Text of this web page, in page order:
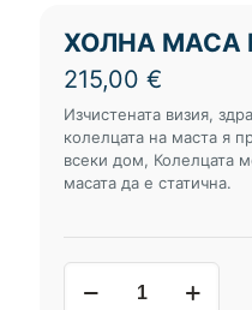
ХОЛНА МАСА
215,00 €
Изчистената визия,
колелцата на маста я
всеки дом, Колелцата
масата да е статична.